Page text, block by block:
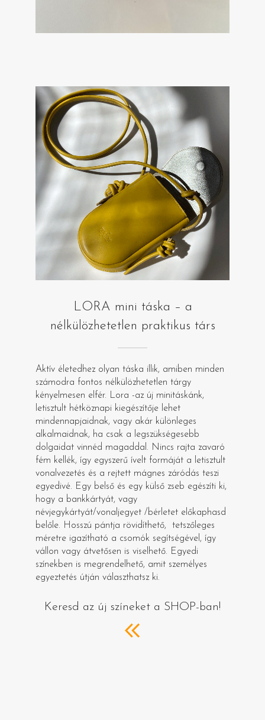
LORA mini táska – a
nélkülözhetetlen praktikus társ
Aktív életedhez olyan táska illik, amiben minden
számodra fontos nélkülözhetetlen tárgy
kényelmesen elfér. Lora -az új minitáskánk,
letisztult hétköznapi kiegészítője lehet
mindennapjaidnak, vagy akár különleges
alkalmaidnak, ha csak a legszükségesebb
dolgaidat vinnéd magaddal. Nincs rajta zavaró
fém kellék, így egyszerű ívelt formáját a letisztult
vonalvezetés és a rejtett mágnes záródás teszi
egyedivé. Egy belső és egy külső zseb egészíti ki,
hogy a bankkártyát, vagy
névjegykártyát/vonaljegyet /bérletet előkaphasd
belőle. Hosszú pántja rövidíthető, tetszőleges
méretre igazítható a csomók segítségével, így
vállon vagy átvetősen is viselhető. Egyedi
színekben is megrendelhető, amit személyes
egyeztetés útján választhatsz ki.
Keresd az új színeket a SHOP-ban!